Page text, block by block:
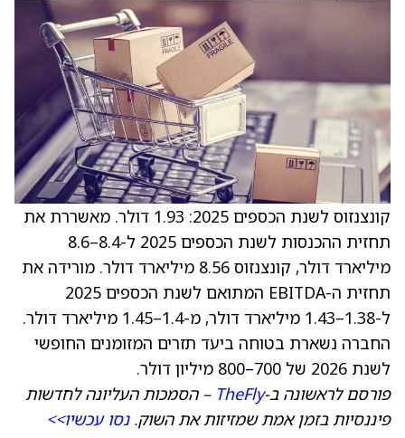
קונצנזוס לשנת הכספים 2025: 1.93 דולר. מאשררת את
תחזית ההכנסות לשנת הכספים 2025 ל-8.4–8.6
מיליארד דולר, קונצנזוס 8.56 מיליארד דולר. מורידה את
תחזית ה-EBITDA המתואם לשנת הכספים 2025
ל-1.38–1.43 מיליארד דולר, מ-1.4–1.45 מיליארד דולר.
החברה נשארת בטוחה ביעד תזרים המזומנים החופשי
לשנת 2026 של 700–800 מיליון דולר.
פורסם לראשונה ב-TheFly – הסמכות העליונה לחדשות
פיננסיות בזמן אמת שמזיזות את השוק.נסו עכשיו>>